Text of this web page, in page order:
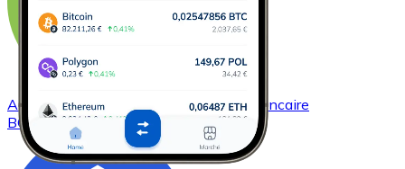
AcheterBitcoin Cash
avec virement bancaire
BCH